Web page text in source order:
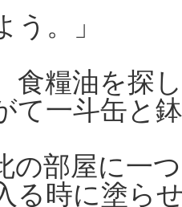
う。」
食糧油を探
て一斗缶と
の部屋に一
る時に塗ら